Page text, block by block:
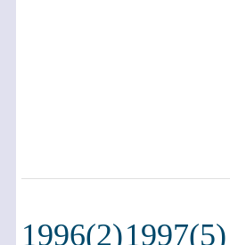
1996(2)1997(5)